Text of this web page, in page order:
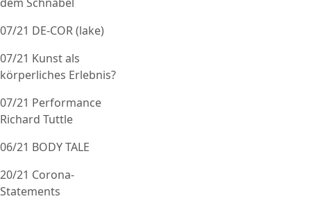
07/21 DE-COR (lake)
07/21 Kunst als
körperliches Erlebnis?
07/21 Performance
Richard Tuttle
06/21 BODY TALE
20/21 Corona-
Statements